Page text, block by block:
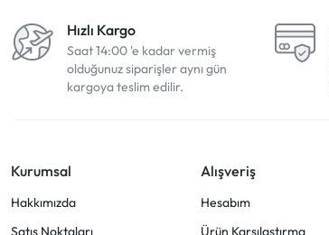
Hızlı Kargo
Saat 14:00 'e kadar vermiş
olduğunuz siparişler aynı gün
kargoya teslim edilir.
Kurumsal
Hakkımızda
Satış Noktaları
Alışveriş
Hesabım
Ürün Karşılaştırma